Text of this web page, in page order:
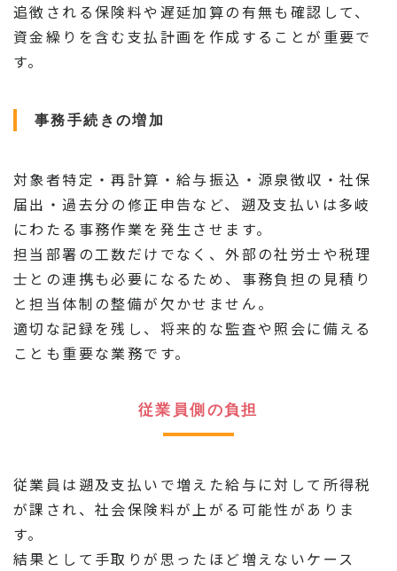
追徴される保険料や遅延加算の有無も確認して、
資金繰りを含む支払計画を作成することが重要で
す。
事務手続きの増加
対象者特定・再計算・給与振込・源泉徴収・社保
届出・過去分の修正申告など、遡及支払いは多岐
にわたる事務作業を発生させます。
担当部署の工数だけでなく、外部の社労士や税理
士との連携も必要になるため、事務負担の見積り
と担当体制の整備が欠かせません。
適切な記録を残し、将来的な監査や照会に備える
ことも重要な業務です。
従業員側の負担
従業員は遡及支払いで増えた給与に対して所得税
が課され、社会保険料が上がる可能性がありま
す。
結果として手取りが思ったほど増えないケース